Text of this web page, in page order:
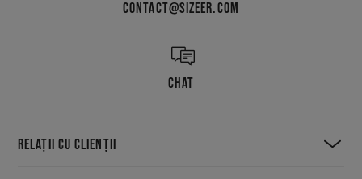
CONTACT@SIZEER.COM
CHAT
RELAȚII CU CLIENȚII